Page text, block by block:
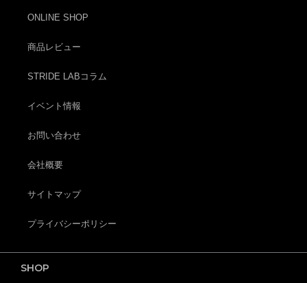
ONLINE SHOP
商品レビュー
STRIDE LABコラム
イベント情報
お問い合わせ
会社概要
サイトマップ
プライバシーポリシー
SHOP